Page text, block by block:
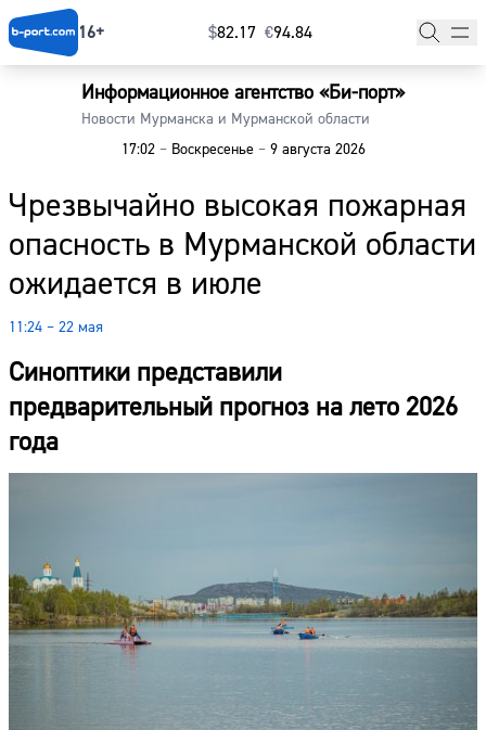
16+ $⁠82.17 €⁠94.84
Информационное агентство «Би-порт»
Новости Мурманска и Мурманской области
17:02 –Воскресенье –9 августа 2026
Чрезвычайно высокая пожарная
опасность в Мурманской области
ожидается в июле
11:24 – 22 мая
Синоптики представили
предварительный прогноз на лето 2026
года
Главная
Наши гости
Фоторепортажи
Погода
Курсы валют